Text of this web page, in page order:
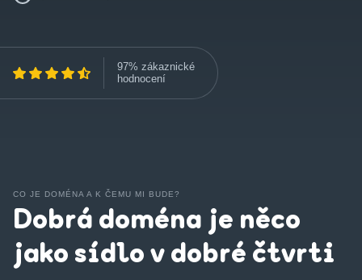
97% zákaznické
hodnocení
CO JE DOMÉNA A K ČEMU MI BUDE?
Dobrá doména je něco
jako sídlo v dobré čtvrti